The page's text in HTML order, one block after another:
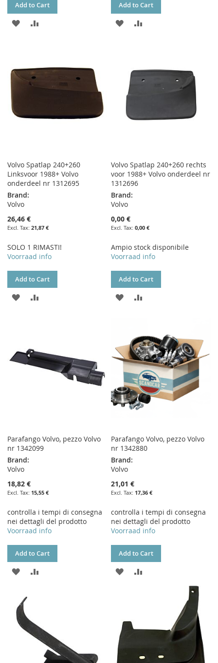
Add to Cart
ADD
LIST
Add to Cart
ADD
LIST
Volvo Spatlap 240+260
Linksvoor 1988+ Volvo
onderdeel nr 1312695
Brand:
Volvo
26,46 €
21,87 €
SOLO 1 RIMASTI!
Voorraad info
Add to Cart
ADD
LIST
Volvo Spatlap 240+260 rechts
voor 1988+ Volvo onderdeel nr
1312696
Brand:
Volvo
0,00 €
0,00 €
Ampio stock disponibile
Voorraad info
Add to Cart
ADD
LIST
Parafango Volvo, pezzo Volvo
nr 1342099
Brand:
Volvo
18,82 €
15,55 €
controlla i tempi di consegna
nei dettagli del prodotto
Voorraad info
Add to Cart
ADD
WISH
LIST
Parafango Volvo, pezzo Volvo
nr 1342880
Brand:
Volvo
21,01 €
17,36 €
controlla i tempi di consegna
nei dettagli del prodotto
Voorraad info
Add to Cart
ADD
LIST